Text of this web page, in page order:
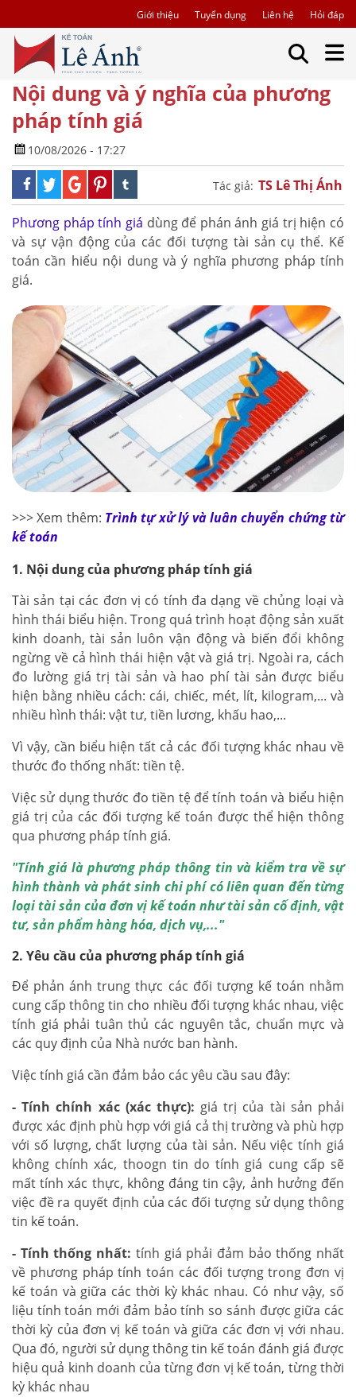
Giới thiệu Tuyển dụng Liên hệ Hỏi đáp
Nội dung và ý nghĩa của phương
pháp tính giá
10/08/2026 - 17:27
Tác giả: TS Lê Thị Ánh
Phương pháp tính giá dùng để phán ánh giá trị hiện có
và sự vận động của các đối tượng tài sản cụ thể. Kế
toán cần hiểu nội dung và ý nghĩa phương pháp tính
giá.
>>> Xem thêm: Trình tự xử lý và luân chuyển chứng từ
kế toán
1. Nội dung của phương pháp tính giá
Tài sản tại các đơn vị có tính đa dạng về chủng loại và
hình thái biểu hiện. Trong quá trình hoạt động sản xuất
kinh doanh, tài sản luôn vận động và biến đổi không
ngừng về cả hình thái hiện vật và giá trị. Ngoài ra, cách
đo lường giá trị tài sản và hao phí tài sản được biểu
hiện bằng nhiều cách: cái, chiếc, mét, lít, kilogram,... và
nhiều hình thái: vật tư, tiền lương, khấu hao,...
Vì vậy, cần biểu hiện tất cả các đối tượng khác nhau về
thước đo thống nhất: tiền tệ.
Việc sử dụng thước đo tiền tệ để tính toán và biểu hiện
giá trị của các đối tượng kế toán được thể hiện thông
qua phương pháp tính giá.
"Tính giá là phương pháp thông tin và kiểm tra về sự
hình thành và phát sinh chi phí có liên quan đến từng
loại tài sản của đơn vị kế toán như tài sản cố định, vật
tư, sản phẩm hàng hóa, dịch vụ,..."
2. Yêu cầu của phương pháp tính giá
Để phản ánh trung thực các đối tượng kế toán nhằm
cung cấp thông tin cho nhiều đối tượng khác nhau, việc
tính giá phải tuân thủ các nguyên tắc, chuẩn mực và
các quy định của Nhà nước ban hành.
Việc tính giá cần đảm bảo các yêu cầu sau đây:
- Tính chính xác (xác thực): giá trị của tài sản phải
được xác định phù hợp với giá cả thị trường và phù hợp
với số lượng, chất lượng của tài sản. Nếu việc tính giá
không chính xác, thoogn tin do tính giá cung cấp sẽ
mất tính xác thực, không đáng tin cậy, ảnh hưởng đến
việc đề ra quyết định của các đối tượng sử dụng thông
tin kế toán.
- Tính thống nhất: tính giá phải đảm bảo thống nhất
về phương pháp tính toán các đối tượng trong đơn vị
kế toán và giữa các thời kỳ khác nhau. Có như vậy, số
liệu tính toán mới đảm bảo tính so sánh được giữa các
thời kỳ của đơn vị kế toán và giữa các đơn vị với nhau.
Qua đó, người sử dụng thông tin kế toán đánh giá được
hiệu quả kinh doanh của từng đơn vị kế toán, từng thời
kỳ khác nhau